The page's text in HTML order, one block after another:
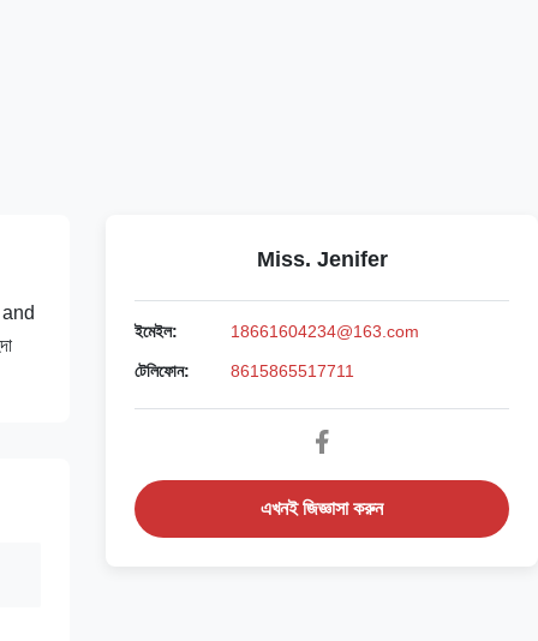
Miss. Jenifer
ইমেইল: 18661604234@163.com
টেলিফোন: 8615865517711
এখনই জিজ্ঞাসা করুন